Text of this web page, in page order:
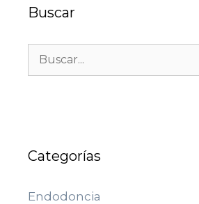
Buscar
Categorías
Endodoncia